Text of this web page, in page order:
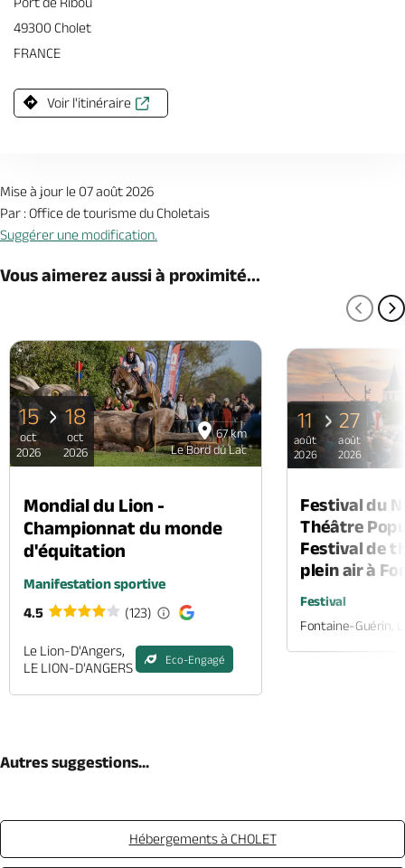
49300 Cholet
FRANCE
Voir l'itinéraire
Mise à jour le 07 août 2026
Par : Office de tourisme du Choletais
Suggérer une modification.
Vous aimerez aussi à proximité...
67 km
Le Bord du Lac
15
oct
2026
18
oct
2026
Mondial du Lion -
Championnat du monde
d'équitation
Manifestation sportive
4.5
(123)
Le Lion-D'Angers,
LE LION-D'ANGERS
Eco-Engagé
11
août
2026
27
août
2026
Festival du
Théâtre
Festival de
plein air à
Festival
Fontaine-Guérin,
Autres suggestions...
Hébergements à CHOLET